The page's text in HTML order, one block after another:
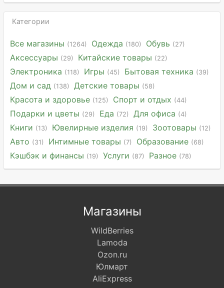
Категории
Все магазины (1264) Одежда (180) Обувь (27)
Аксессуары (29) Китайские товары (22)
Электроника (118) Игры (45) Бытовая техника (39)
Дом и сад (138) Детские товары (58)
Красота и здоровье (125) Спорт и отдых (44)
Подарки и цветы (29) Еда (72) Для офиса (4)
Книги (13) Ювелирные изделия (19) Зоотовары (12)
Авто (31) Интимные товары (7) Образование (68)
Кэшбэк и финансы (19) Услуги (87) Разное (78)
Магазины
WildBerries
Lamoda
Ozon.ru
Юлмарт
AliExpress